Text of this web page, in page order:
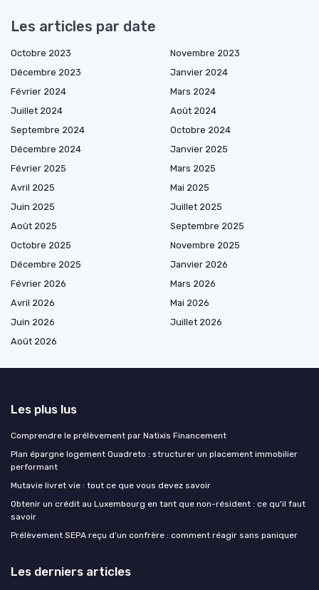
Les articles par date
Octobre 2023
Novembre 2023
Décembre 2023
Janvier 2024
Février 2024
Mars 2024
Juillet 2024
Août 2024
Septembre 2024
Octobre 2024
Décembre 2024
Janvier 2025
Février 2025
Mars 2025
Avril 2025
Mai 2025
Juin 2025
Juillet 2025
Août 2025
Septembre 2025
Octobre 2025
Novembre 2025
Décembre 2025
Janvier 2026
Février 2026
Mars 2026
Avril 2026
Mai 2026
Juin 2026
Juillet 2026
Août 2026
Les plus lus
Comprendre le prélèvement par Natixis Financement
Plan épargne logement Quadreto : structurer un placement immobilier
performant
Mutavie livret vie : tout ce que vous devez savoir
Obtenir un crédit au Luxembourg en tant que non-résident : ce qu'il faut
savoir
Prélèvement SEPA reçu d’un confrère : comment réagir sans paniquer
Les derniers articles